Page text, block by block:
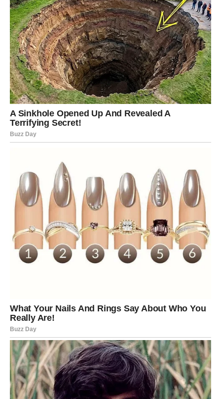
Uticaj Na Društvo i Ekonomiju
Smjena La Niñe i El Niña ima ne samo meteorološki, već i
širok društveni i ekonomski uticaj.Poljoprivreda,
ozbiljnim izazovima.
kritičnim fazama rasta usjeva.
Energetski sektor
, naročito onaj koji zavisi od
hidroelektrana ili potrošnje energenata za grijanje, mora se
pripremiti za moguće fluktuacije u potražnji i ponudi.
Zdravstveni sistemibi mogli biti pod pritiskom zbog
mogućeg povećanja respiratornih bolesti tokom oštrijih
Zaključak: Dvostruki Klimatski Izazov za
Evropu
Evropa se nalazi preddvostrukim klimatskim izazovom –
najprije ulazak uhladniju zimu 2025/2026.zbogLa Niñe, a
zatim prelazak utopliji, vlažniji period tokom 2026. i 2027.
pod uticajemEl Niña .